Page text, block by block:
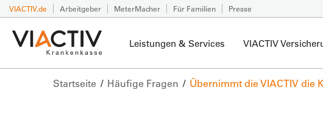
VIACTIV.de Arbeitgeber MeterMacher Für Familien Presse
Leistungen & Services VIACTIV
Startseite Häufige Fragen Übernimmt die VIACTIV die